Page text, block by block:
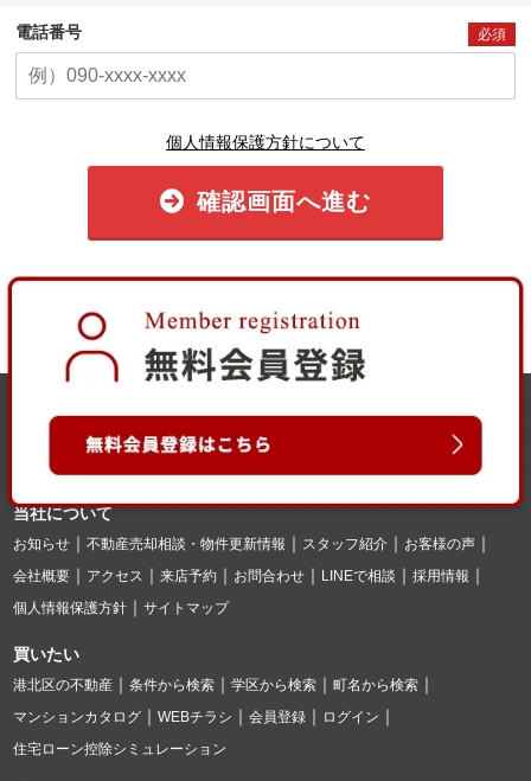
電話番号 必須
個人情報保護方針について
確認画面へ進む
当社について
お知らせ 不動産売却相談・物件更新情報 スタッフ紹介
お客様の声
会社概要
アクセス 来店予約 お問合わせ LINEで相談
採用情報
個人情報保護方針
サイトマップ
買いたい
港北区の不動産 条件から検索 学区から検索
町名から検索
マンションカタログ
WEBチラシ 会員登録
ログイン
住宅ローン控除シミュレーション